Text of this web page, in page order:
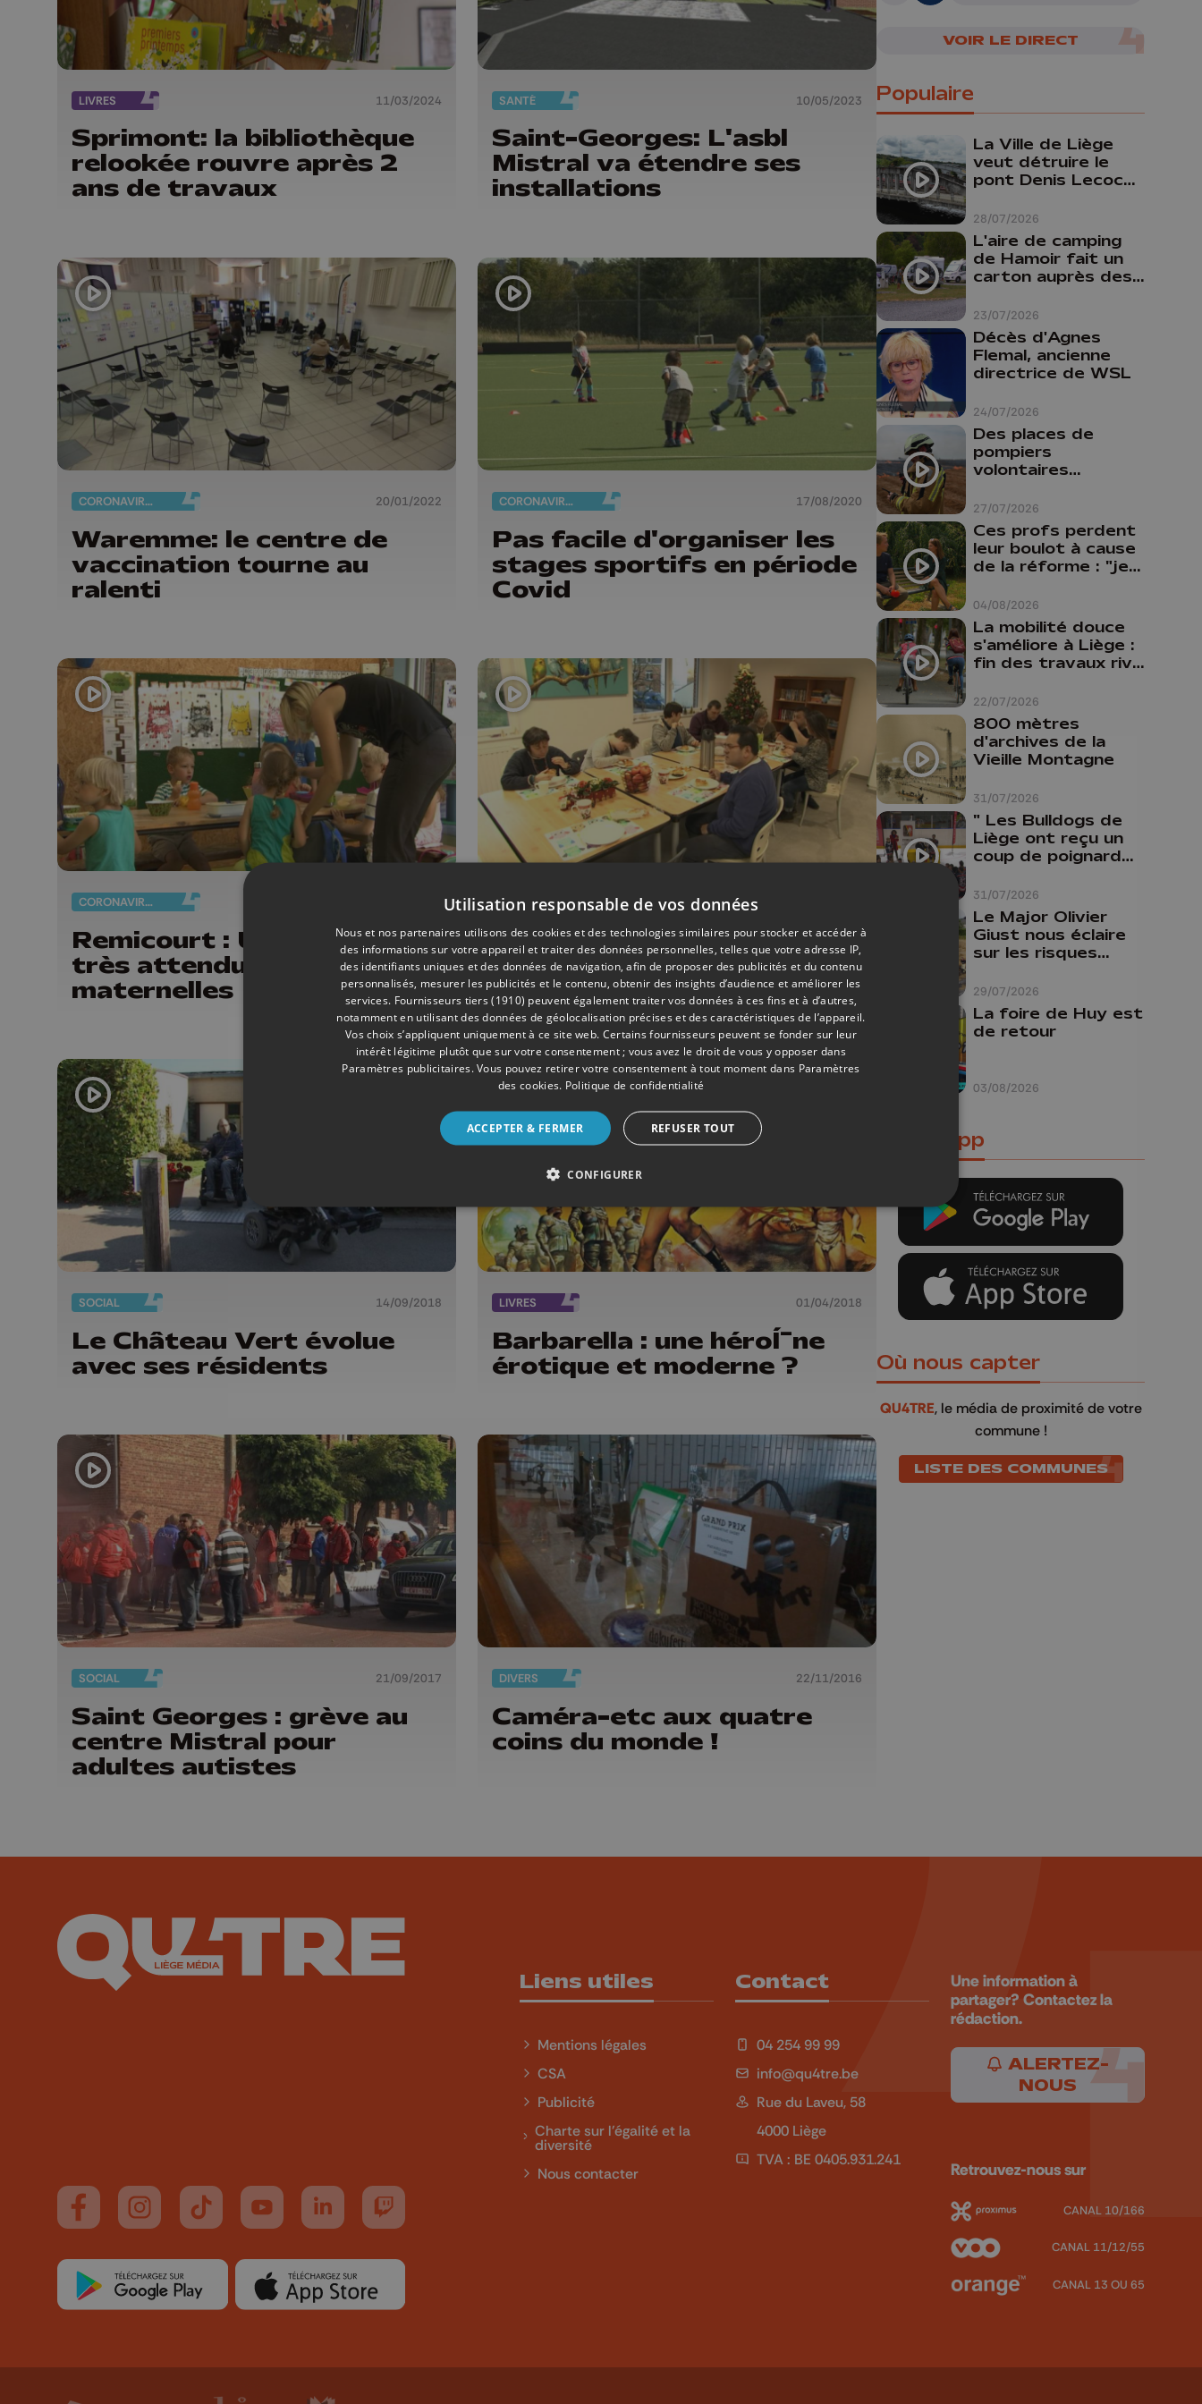
LIVRES 11/03/2024
Sprimont: la bibliothèque
relookée rouvre après 2
ans de travaux
SANTÉ 10/05/2023
Saint-Georges: L'asbl
Mistral va étendre ses
installations
CORONAVIRUS 20/01/2022
Waremme: le centre de
vaccination tourne au
ralenti
CORONAVIRUS 17/08/2020
Pas facile d'organiser les
stages sportifs en période
Covid
CORONAVIRUS
Remicourt : Une rentrée
très attendue pour les
maternelles
SOCIÉTÉ
Domisiladoré: le centre de
nuit voit enfin le jour à
Marchin
SOCIAL 14/09/2018
Le Château Vert évolue
avec ses résidents
LIVRES 01/04/2018
Barbarella : une héroÍ¯ne
érotique et moderne ?
SOCIAL 21/09/2017
Saint Georges : grève au
centre Mistral pour
adultes autistes
DIVERS 22/11/2016
Caméra-etc aux quatre
coins du monde !
VOIR LE DIRECT
Populaire
28/07/2026
La Ville de Liège
veut détruire le
pont Denis Lecocq
budget pour le
faire
23/07/2026
L'aire de camping
de Hamoir fait un
carton auprès des
24/07/2026
Décès d'Agnes
Flemal, ancienne
directrice de WSL
27/07/2026
Des places de
pompiers
volontaires
province de Liège :
"Un citoyen qui
n'est formé ne
peut pas nous
aider"
04/08/2026
Ces profs perdent
leur boulot à cause
de la réforme : "je
comme prof que
comme
pharmacienne"
22/07/2026
La mobilité douce
s'améliore à Liège :
fin des travaux rive
cyclo-piétonnes
Avroy et
Guillemins...
31/07/2026
800 mètres
d'archives de la
Vieille Montagne
31/07/2026
" Les Bulldogs de
Liège ont reçu un
coup de poignard
29/07/2026
Le Major Olivier
Giust nous éclaire
sur les risques
Belgique : "Un
incendie comme en
Gironde ne pourrait
pas avoir lieu chez
03/08/2026
La foire de Huy est
de retour
Notre app
Où nous capter
QU4TRE, le média de proximité de votre
commune !
LISTE DES COMMUNES
Suivez-nous sur FaceBook
Suivez-nous sur Instagram
Suivez-nous sur TikTok
Suivez-nous sur YouTube
Suivez-nous sur LinkedIn
Suivez-nous sur Twitch
Liens utiles
Mentions légales
CSA
Publicité
Charte sur l'égalité et la
diversité
Nous contacter
Contact
04 254 99 99
info@qu4tre.be
Rue du Laveu, 58
4000 Liège
TVA : BE 0405.931.241
Une information à
partager? Contactez la
rédaction.
ALERTEZ-
NOUS
Retrouvez-nous sur
CANAL 10/166
CANAL 11/12/55
CANAL 13 OU 65
Utilisation responsable de vos données
Nous et nos partenaires utilisons des cookies et des technologies similaires pour stocker et accéder à
des informations sur votre appareil et traiter des données personnelles, telles que votre adresse IP,
des identifiants uniques et des données de navigation, afin de proposer des publicités et du contenu
personnalisés, mesurer les publicités et le contenu, obtenir des insights d’audience et améliorer les
services. Fournisseurs tiers (1910) peuvent également traiter vos données à ces fins et à d’autres,
notamment en utilisant des données de géolocalisation précises et des caractéristiques de l’appareil.
Vos choix s’appliquent uniquement à ce site web. Certains fournisseurs peuvent se fonder sur leur
intérêt légitime plutôt que sur votre consentement ; vous avez le droit de vous y opposer dans
Paramètres publicitaires. Vous pouvez retirer votre consentement à tout moment dans Paramètres
des cookies. Politique de confidentialité
ACCEPTER & FERMER REFUSER TOUT
CONFIGURER